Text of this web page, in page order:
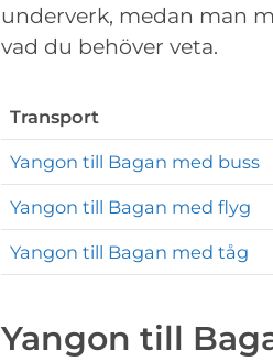
underverk, medan man
vad du behöver veta.
Transport
Yangon till Bagan med buss
Yangon till Bagan med flyg
Yangon till Bagan med tåg
Yangon till